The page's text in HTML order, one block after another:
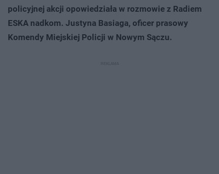
policyjnej akcji opowiedziała w rozmowie z Radiem
ESKA nadkom. Justyna Basiaga, oficer prasowy
Komendy Miejskiej Policji w Nowym Sączu.